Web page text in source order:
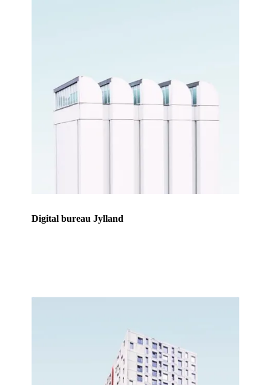
Digital bureau Jylland